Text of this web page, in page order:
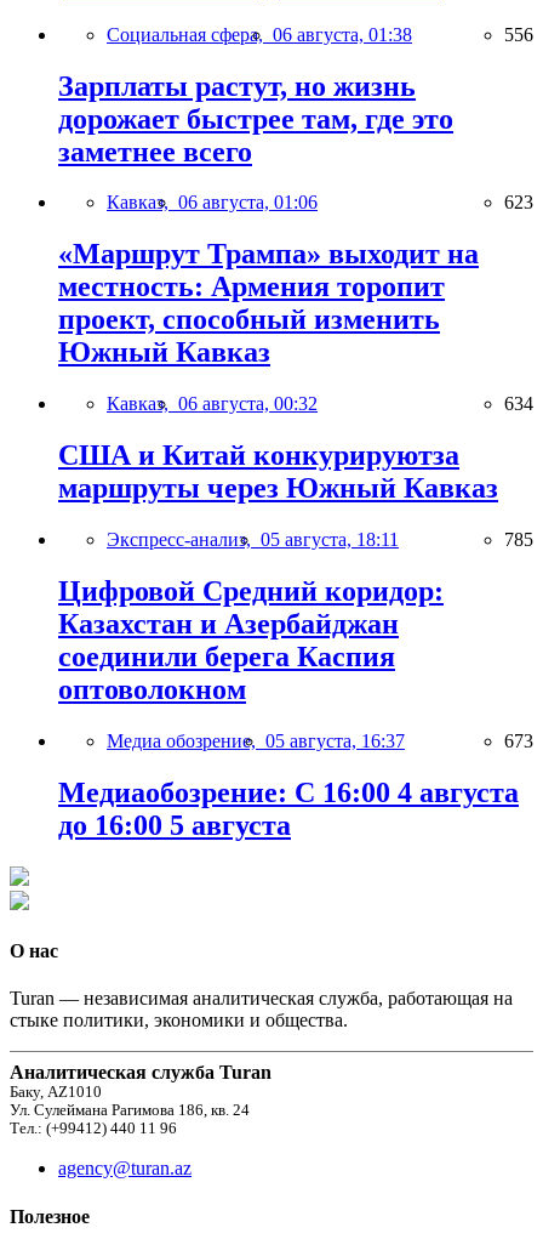
Социальная сфера, 06 августа, 01:38 556
Зарплаты растут, но жизнь
дорожает быстрее там, где это
заметнее всего
Кавказ, 06 августа, 01:06 623
«Маршрут Трампа» выходит на
местность: Армения торопит
проект, способный изменить
Южный Кавказ
Кавказ, 06 августа, 00:32 634
США и Китай конкурируютза
маршруты через Южный Кавказ
Экспресс-анализ, 05 августа, 18:11 785
Цифровой Средний коридор:
Казахстан и Азербайджан
соединили берега Каспия
оптоволокном
Медиа обозрение, 05 августа, 16:37 673
Медиаобозрение: С 16:00 4 августа
до 16:00 5 августа
О нас
Turan — независимая аналитическая служба, работающая на
стыке политики, экономики и общества.
Аналитическая служба Turan
Баку, AZ1010
Ул. Сулеймана Рагимова 186, кв. 24
Тел.: (+99412) 440 11 96
agency@turan.az
Полезное